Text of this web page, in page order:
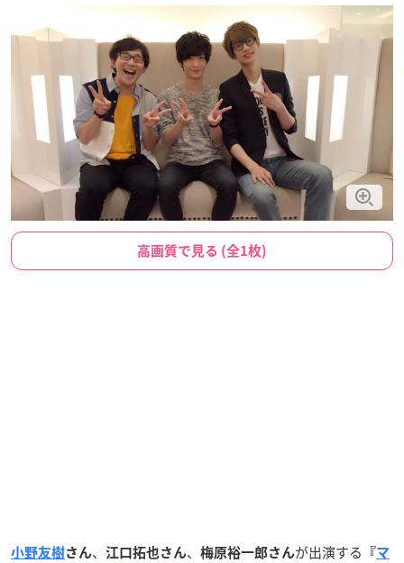
高画質で見る (全1枚)
小野友樹さん、 江口拓也さん、 梅原裕一郎さんが出演する 『マ